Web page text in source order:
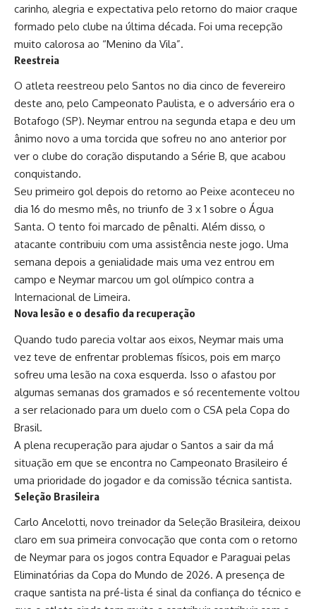
carinho, alegria e expectativa pelo retorno do maior craque
formado pelo clube na última década. Foi uma recepção
muito calorosa ao “Menino da Vila”.
Reestreia
O atleta reestreou pelo Santos no dia cinco de fevereiro
deste ano, pelo Campeonato Paulista, e o adversário era o
Botafogo (SP). Neymar entrou na segunda etapa e deu um
ânimo novo a uma torcida que sofreu no ano anterior por
ver o clube do coração disputando a Série B, que acabou
conquistando.
Seu primeiro gol depois do retorno ao Peixe aconteceu no
dia 16 do mesmo mês, no triunfo de 3 x 1 sobre o Água
Santa. O tento foi marcado de pênalti. Além disso, o
atacante contribuiu com uma assistência neste jogo. Uma
semana depois a genialidade mais uma vez entrou em
campo e Neymar marcou um gol olímpico contra a
Internacional de Limeira.
Nova lesão e o desafio da recuperação
Quando tudo parecia voltar aos eixos, Neymar mais uma
vez teve de enfrentar problemas físicos, pois em março
sofreu uma lesão na coxa esquerda. Isso o afastou por
algumas semanas dos gramados e só recentemente voltou
a ser relacionado para um duelo com o CSA pela Copa do
Brasil.
A plena recuperação para ajudar o Santos a sair da má
situação em que se encontra no Campeonato Brasileiro é
uma prioridade do jogador e da comissão técnica santista.
Seleção Brasileira
Carlo Ancelotti, novo treinador da Seleção Brasileira, deixou
claro em sua primeira convocação que conta com o retorno
de Neymar para os jogos contra Equador e Paraguai pelas
Eliminatórias da Copa do Mundo de 2026. A presença de
craque santista na pré-lista é sinal da confiança do técnico e